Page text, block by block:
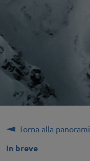
Torna alla
In breve